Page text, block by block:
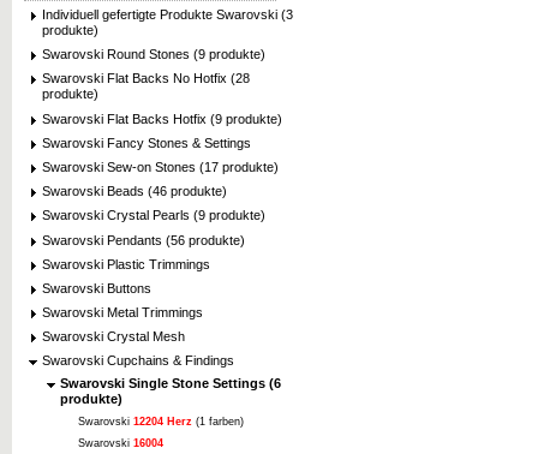
Individuell gefertigte Produkte Swarovski (3
produkte)
Swarovski Round Stones (9 produkte)
Swarovski Flat Backs No Hotfix (28
produkte)
Swarovski Flat Backs Hotfix (9 produkte)
Swarovski Fancy Stones & Settings
Swarovski Sew-on Stones (17 produkte)
Swarovski Beads (46 produkte)
Swarovski Crystal Pearls (9 produkte)
Swarovski Pendants (56 produkte)
Swarovski Plastic Trimmings
Swarovski Buttons
Swarovski Metal Trimmings
Swarovski Crystal Mesh
Swarovski Cupchains & Findings
Swarovski Single Stone Settings (6
produkte)
Swarovski 12204 Herz (1 farben)
Swarovski 16004